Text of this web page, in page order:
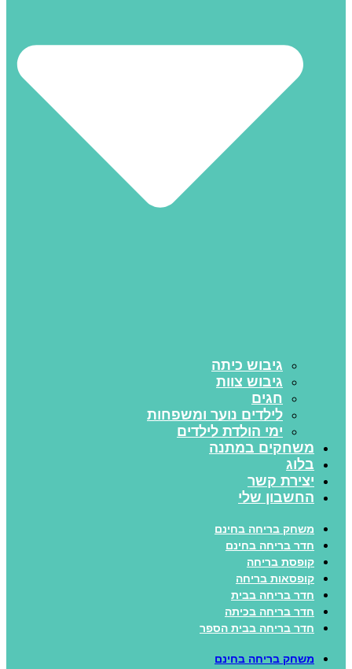
גיבוש כיתה
גיבוש צוות
חגים
לילדים נוער ומשפחות
ימי הולדת לילדים
משחקים במתנה
בלוג
יצירת קשר
החשבון שלי
משחק בריחה בחינם
חדר בריחה בחינם
קופסת בריחה
קופסאות בריחה
חדר בריחה בבית
חדר בריחה בכיתה
חדר בריחה בבית הספר
משחק בריחה בחינם